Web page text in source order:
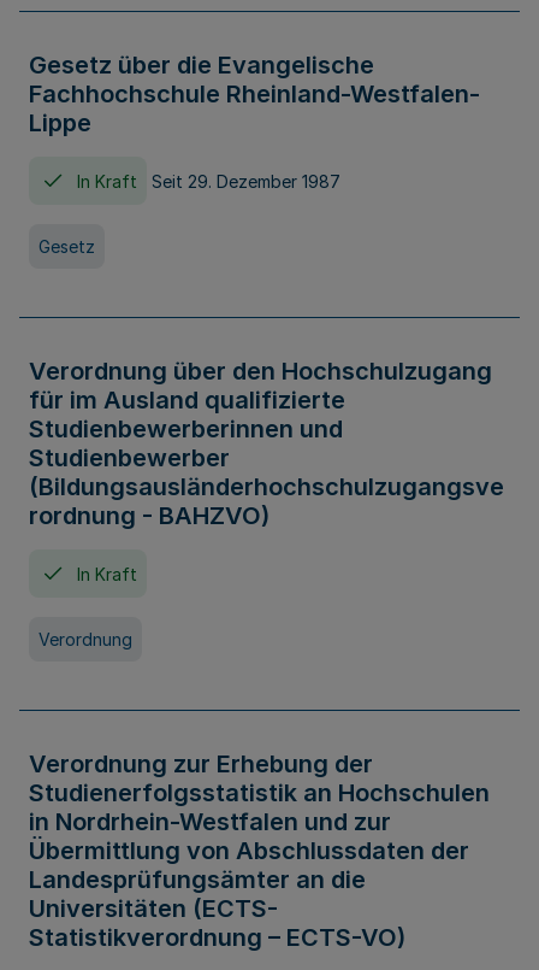
Gesetz über die Evangelische
Fachhochschule Rheinland-Westfalen-
Lippe
In Kraft Seit 29. Dezember 1987
Gesetz
Verordnung über den Hochschulzugang
für im Ausland qualifizierte
Studienbewerberinnen und
Studienbewerber
(Bildungsausländerhochschulzugangsve
rordnung - BAHZVO)
In Kraft
Verordnung
Verordnung zur Erhebung der
Studienerfolgsstatistik an Hochschulen
in Nordrhein-Westfalen und zur
Übermittlung von Abschlussdaten der
Landesprüfungsämter an die
Universitäten (ECTS-
Statistikverordnung – ECTS-VO)